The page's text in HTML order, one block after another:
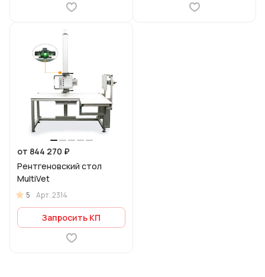
от 844 270 ₽
Рентгеновский стол
MultiVet
5 Арт.2314
Запросить КП